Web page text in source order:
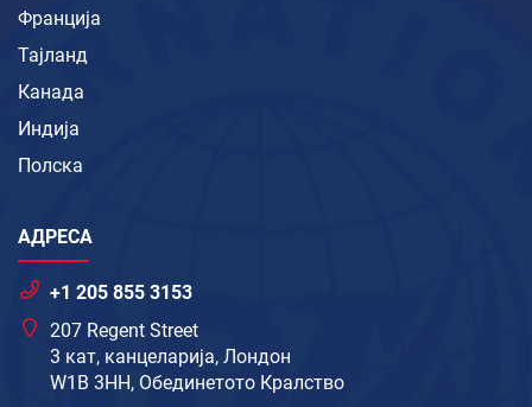
Франција
Тајланд
Канада
Индија
Полска
АДРЕСА
+1 205 855 3153
207 Regent Street
3 кат, канцеларија, Лондон
W1B 3HH, Обединетото Кралство